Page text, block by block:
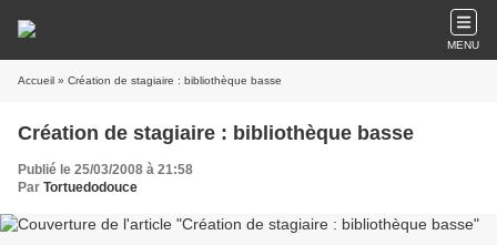
MENU
Accueil » Création de stagiaire : bibliothèque basse
Création de stagiaire : bibliothèque basse
Publié le 25/03/2008 à 21:58
Par Tortuedodouce